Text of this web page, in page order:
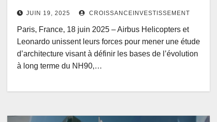
JUIN 19, 2025 CROISSANCEINVESTISSEMENT
Paris, France, 18 juin 2025 – Airbus Helicopters et
Leonardo unissent leurs forces pour mener une étude
d’architecture visant à définir les bases de l’évolution
à long terme du NH90,…